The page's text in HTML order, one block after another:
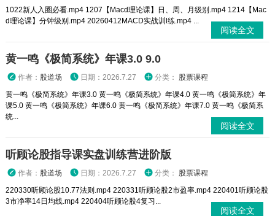
1022新人入圈必看.mp4 1207【Macd理论课】日、周、月级别.mp4 1214【Mac
d理论课】分钟级别.mp4 20260412MACD实战训l练.mp4 ...
阅读全文
黄一鸣《极简系统》年课3.0 9.0
作者： 股道场 日期：2026.7.27 分类： 股票课程
黄一鸣《极简系统》年课3.0 黄一鸣《极简系统》年课4.0 黄一鸣《极简系统》年
课5.0 黄一鸣《极简系统》年课6.0 黄一鸣《极简系统》年课7.0 黄一鸣《极简系
统...
阅读全文
听顾论股指导课实盘训练营进阶版
作者： 股道场 日期：2026.7.27 分类： 股票课程
220330听顾论股10.77法则.mp4 220331听顾论股2市盈率.mp4 220401听顾论股
3市净率14日均线.mp4 220404听顾论股4复习...
阅读全文